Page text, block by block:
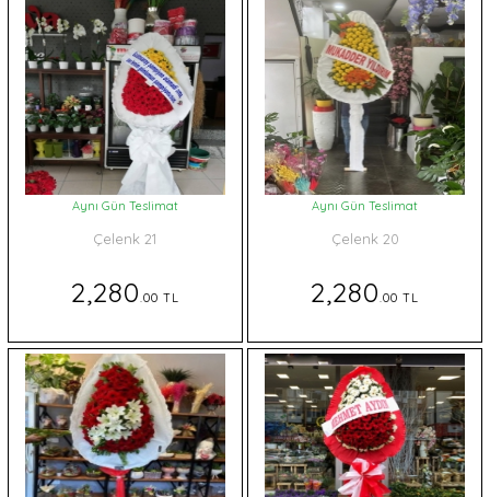
Aynı Gün Teslimat
Çelenk 21
2,280.00 TL
Aynı Gün Teslimat
Çelenk 20
2,280.00 TL